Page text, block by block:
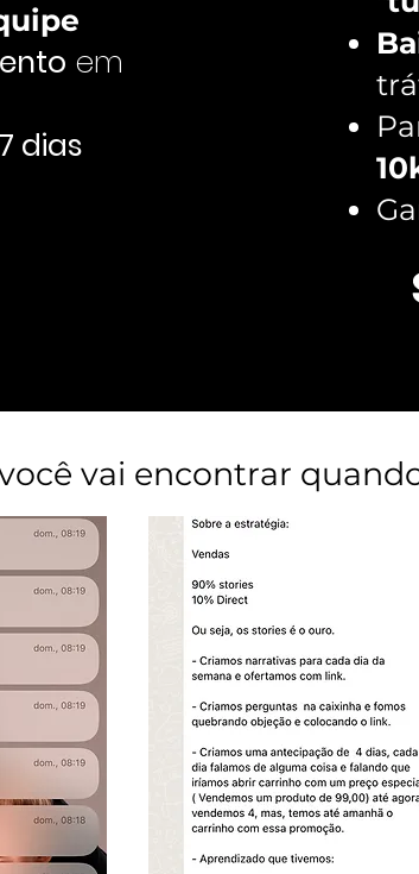
em
7 dias
vai encontrar